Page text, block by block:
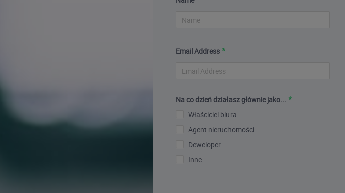
Email Address
Na co dzień działasz głównie jako...
Właściciel biura
Agent nieruchomości
Deweloper
Inne